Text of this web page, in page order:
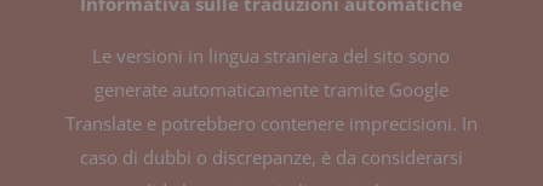
Le versioni in lingua straniera del sito sono
generate automaticamente tramite Google
Translate e potrebbero contenere imprecisioni. In
caso di dubbi o discrepanze, è da considerarsi